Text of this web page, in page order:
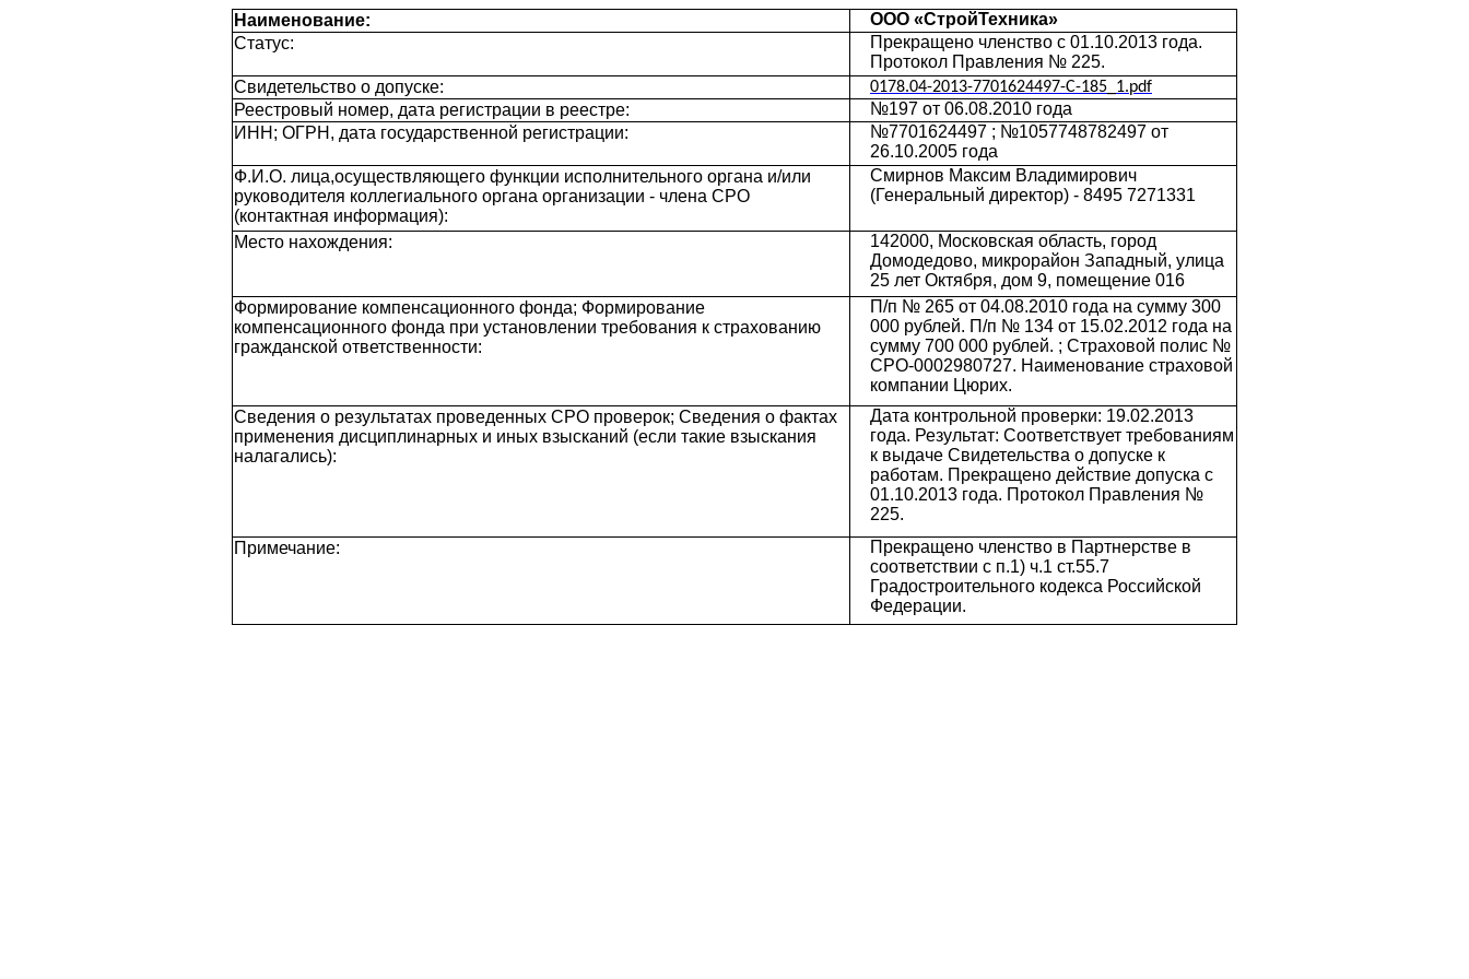
Наименование:
ООО «СтройТехника»
Статус:
Прекращено членство с 01.10.2013 года.
Протокол Правления № 225.
Свидетельство о допуске:
0178.04-2013-7701624497-C-185_1.pdf
Реестровый номер, дата регистрации в реестре:
№197 от 06.08.2010 года
ИНН; ОГРН, дата государственной регистрации:
№7701624497 ; №1057748782497 от
26.10.2005 года
Ф.И.О. лица,осуществляющего функции исполнительного органа и/или
руководителя коллегиального органа организации - члена СРО
(контактная информация):
Смирнов Максим Владимирович
(Генеральный директор) - 8495 7271331
Место нахождения:
142000, Московская область, город
Домодедово, микрорайон Западный, улица
25 лет Октября, дом 9, помещение 016
Формирование компенсационного фонда; Формирование
компенсационного фонда при установлении требования к страхованию
гражданской ответственности:
П/п № 265 от 04.08.2010 года на сумму 300
000 рублей. П/п № 134 от 15.02.2012 года на
сумму 700 000 рублей. ; Страховой полис №
СРО-0002980727. Наименование страховой
компании Цюрих.
Сведения о результатах проведенных СРО проверок; Сведения о фактах
применения дисциплинарных и иных взысканий (если такие взыскания
налагались):
Дата контрольной проверки: 19.02.2013
года. Результат: Соответствует требованиям
к выдаче Свидетельства о допуске к
работам. Прекращено действие допуска с
01.10.2013 года. Протокол Правления №
225.
Примечание:
Прекращено членство в Партнерстве в
соответствии с п.1) ч.1 ст.55.7
Градостроительного кодекса Российской
Федерации.